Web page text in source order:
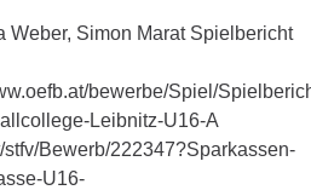
Weber, Simon Marat Spielbericht
bewerbe/Spiel/
Leibnitz-U16-A
stfv/Bewerb/222347?Sparkassen-
U16-